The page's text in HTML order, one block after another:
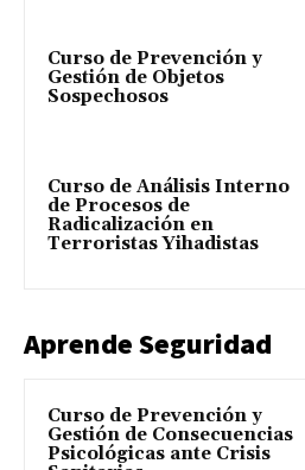
Curso de Prevención y
Gestión de Objetos
Sospechosos
Curso de Análisis Interno
de Procesos de
Radicalización en
Terroristas Yihadistas
Aprende Seguridad
Curso de Prevención y
Gestión de Consecuencias
Psicológicas ante Crisis